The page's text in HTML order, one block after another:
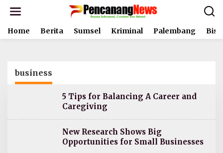
t
Home Berita Sumsel Kriminal Palembang
business
5 Tips for Balancing A Career and
Caregiving
New Research Shows Big
Opportunities for Small Businesses